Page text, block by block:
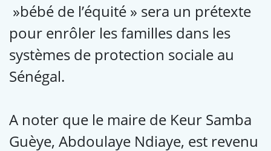
»bébé de l’équité » sera un prétexte
pour enrôler les familles dans les
systèmes de protection sociale au
Sénégal.
A noter que le maire de Keur Samba
Guèye, Abdoulaye Ndiaye, est revenu